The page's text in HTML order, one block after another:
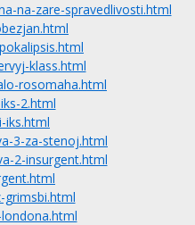
na-zare-spravedlivosti.html
klass.html
rosomaha.html
2.html
iks.html
3-za-stenoj.html
2-insurgent.html
grimsbi.html